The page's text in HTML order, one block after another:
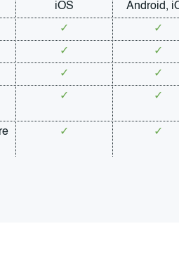
iOS
Android,
✓ ✓
✓ ✓
✓ ✓
✓ ✓
✓ ✓